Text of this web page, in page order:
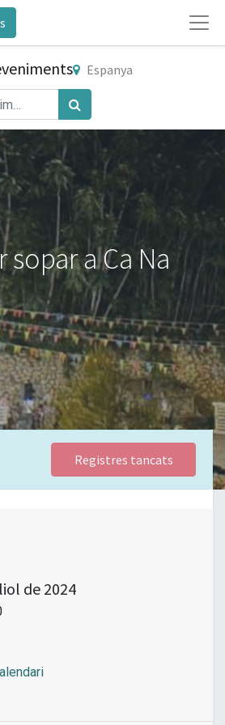
Espanya
sopar a Ca Na
Registres tancats
de 2024